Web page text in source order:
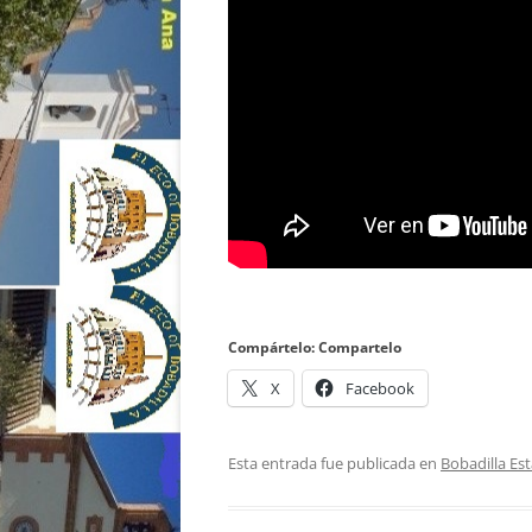
Compártelo: Compartelo
X Facebook
Esta entrada fue publicada en Bobadilla